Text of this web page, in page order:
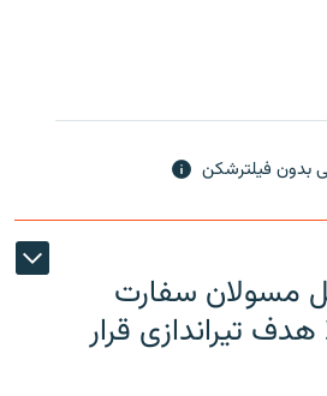
بدون فیلترشکن
مسولان سفارت
هدف تیراندازی قرار